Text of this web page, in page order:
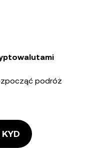
podróż